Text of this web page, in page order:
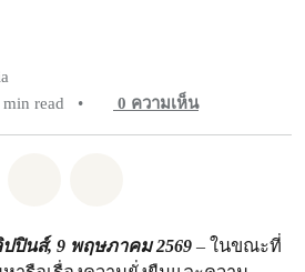
min read • 0 ความเห็น
ปินส์, 9 พฤษภาคม 2569 – ในขณะที่